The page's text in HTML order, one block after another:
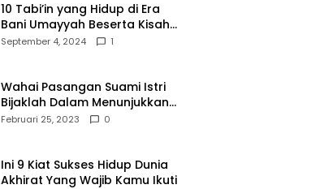
10 Tabi’in yang Hidup di Era
Bani Umayyah Beserta Kisah
Teladan Mereka!
September 4, 2024 1
Wahai Pasangan Suami Istri
Bijaklah Dalam Menunjukkan
Kebahagiaanmu Di Publik
Februari 25, 2023 0
Ini 9 Kiat Sukses Hidup Dunia
Akhirat Yang Wajib Kamu Ikuti